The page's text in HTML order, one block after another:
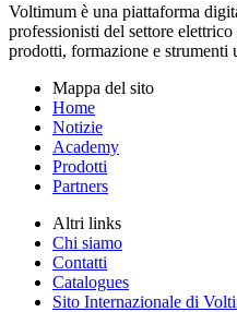
Voltimum è una piattaforma
professionisti del settore
prodotti, formazione e strumenti
Mappa del sito
Home
Notizie
Academy
Prodotti
Partners
Altri links
Chi siamo
Contatti
Catalogues
Sito Internazionale di